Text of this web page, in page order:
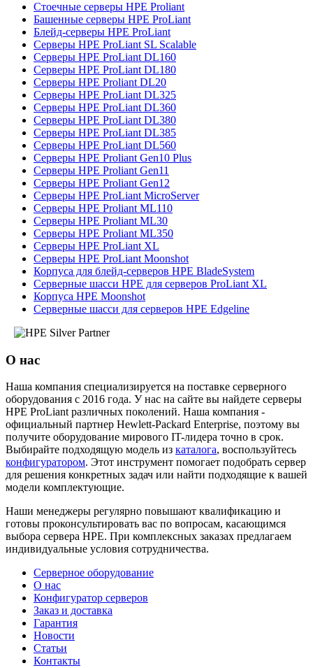
Стоечные серверы HPE Proliant
Башенные серверы HPE ProLiant
Блейд-серверы HPE ProLiant
Серверы HPE ProLiant SL Scalable
Серверы HPE ProLiant DL160
Серверы HPE ProLiant DL180
Серверы HPE Proliant DL20
Серверы HPE ProLiant DL325
Серверы HPE ProLiant DL360
Серверы HPE ProLiant DL380
Серверы HPE ProLiant DL385
Серверы HPE ProLiant DL560
Серверы HPE Proliant Gen10 Plus
Серверы HPE Proliant Gen11
Серверы HPE Proliant Gen12
Серверы HPE ProLiant MicroServer
Серверы HPE Proliant ML110
Серверы HPE Proliant ML30
Серверы HPE Proliant ML350
Серверы HPE ProLiant XL
Серверы HPE ProLiant Moonshot
Корпуса для блейд-серверов HPE BladeSystem
Серверные шасси HPE для серверов ProLiant XL
Корпуса HPE Moonshot
Серверные шасси для серверов HPE Edgeline
О нас
Наша компания специализируется на поставке серверного
оборудования с 2016 года. У нас на сайте вы найдете серверы
HPE ProLiant различных поколений. Наша компания -
официальный партнер Hewlett-Packard Enterprise, поэтому вы
получите оборудование мирового IT-лидера точно в срок.
Выбирайте подходящую модель из каталога, воспользуйтесь
конфигуратором. Этот инструмент помогает подобрать сервер
для решения конкретных задач или найти подходящие к вашей
модели комплектующие.
Наши менеджеры регулярно повышают квалификацию и
готовы проконсультировать вас по вопросам, касающимся
выбора сервера HPE. При комплексных заказах предлагаем
индивидуальные условия сотрудничества.
Серверное оборудование
О нас
Конфигуратор серверов
Заказ и доставка
Гарантия
Новости
Статьи
Контакты